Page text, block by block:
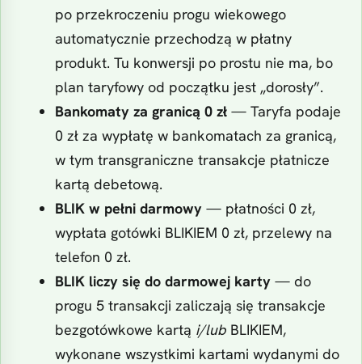
po przekroczeniu progu wiekowego
automatycznie przechodzą w płatny
produkt. Tu konwersji po prostu nie ma, bo
plan taryfowy od początku jest „dorosły”.
Bankomaty za granicą 0 zł — Taryfa podaje
0 zł za wypłatę w bankomatach za granicą,
w tym transgraniczne transakcje płatnicze
kartą debetową.
BLIK w pełni darmowy — płatności 0 zł,
wypłata gotówki BLIKIEM 0 zł, przelewy na
telefon 0 zł.
BLIK liczy się do darmowej karty — do
progu 5 transakcji zaliczają się transakcje
bezgotówkowe kartą i/lub BLIKIEM,
wykonane wszystkimi kartami wydanymi do